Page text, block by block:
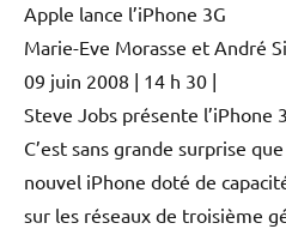
Apple lance l’iPhone 3G
Marie-Eve Morasse et André
09 juin 2008 | 14 h 30 |
Steve Jobs présente l’iPhone
C’est sans grande surprise
nouvel iPhone doté de
sur les réseaux de troisième